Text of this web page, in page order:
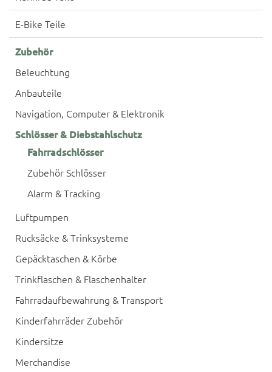
E-Bike Teile
Zubehör
Beleuchtung
Anbauteile
Navigation, Computer & Elektronik
Schlösser & Diebstahlschutz
Fahrradschlösser
Zubehör Schlösser
Alarm & Tracking
Luftpumpen
Rucksäcke & Trinksysteme
Gepäcktaschen & Körbe
Trinkflaschen & Flaschenhalter
Fahrradaufbewahrung & Transport
Kinderfahrräder Zubehör
Kindersitze
Merchandise